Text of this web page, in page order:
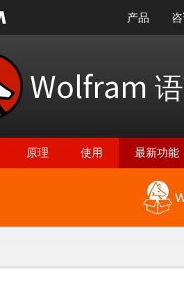
产品
Wolfram
原理 使用 最新功能